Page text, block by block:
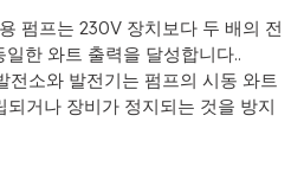
펌프는 230V 장치보다 두 배의 전
한 와트 출력을 달성합니다..
전소와 발전기는 펌프의 시동 와트
거나 장비가 정지되는 것을 방지